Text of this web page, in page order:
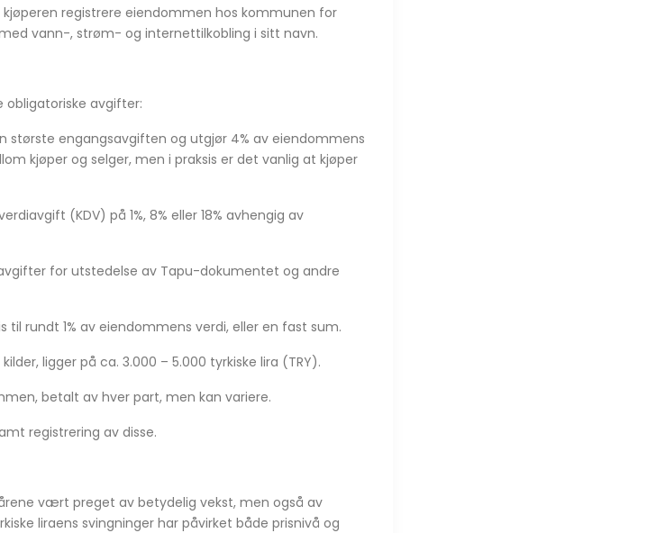
registrere eiendommen hos kommunen for
vann-, strøm- og internettilkobling i sitt navn.
obligatoriske avgifter:
største engangsavgiften og utgjør 4% av eiendommens
kjøper og selger, men i praksis er det vanlig at kjøper
(KDV) på 1%, 8% eller 18% avhengig av
for utstedelse av Tapu-dokumentet og andre
til rundt 1% av eiendommens verdi, eller en fast sum.
ligger på ca. 3.000 – 5.000 tyrkiske lira (TRY).
betalt av hver part, men kan variere.
registrering av disse.
vært preget av betydelig vekst, men også av
liraens svingninger har påvirket både prisnivå og